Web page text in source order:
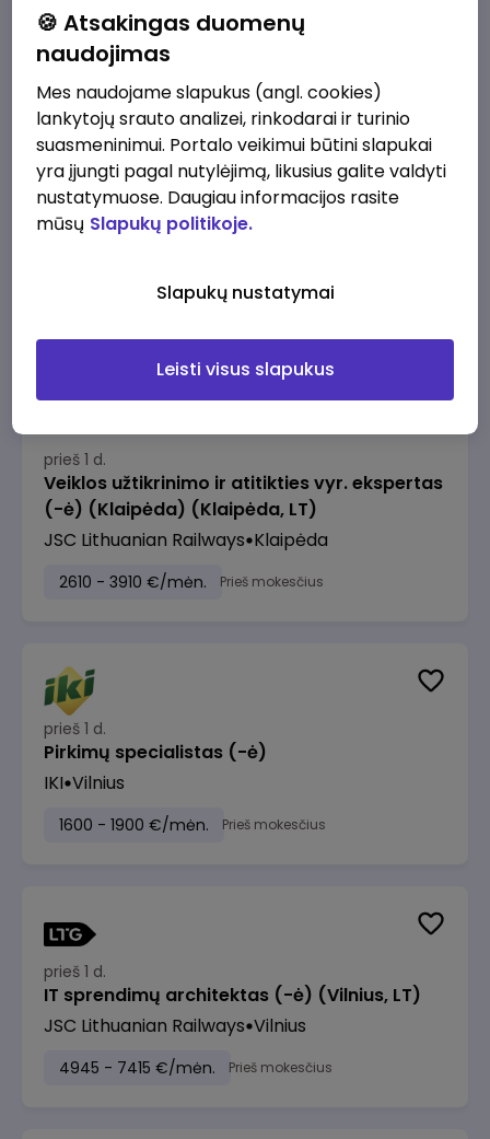
2610 - 3910 €/mėn.
prieš 1 d.
Veiklos užtikrinimo ir atitikties vyr. ekspertas
(-ė) (Kaunas) (Kaunas, LT)
prieš 1 d.
Veiklos užtikrinimo ir atitikties vyr. ekspertas
(-ė) (Klaipėda) (Klaipėda, LT)
JSC Lithuanian Railways Klaipėda
2610 - 3910 €/mėn. Prieš mokesčius
prieš 1 d.
Pirkimų specialistas (-ė)
IKI Vilnius
1600 - 1900 €/mėn. Prieš mokesčius
prieš 1 d.
IT sprendimų architektas (-ė) (Vilnius, LT)
JSC Lithuanian Railways Vilnius
4945 - 7415 €/mėn. Prieš mokesčius
🍪 Atsakingas duomenų
naudojimas
Mes naudojame slapukus (angl. cookies)
lankytojų srauto analizei, rinkodarai ir turinio
suasmeninimui. Portalo veikimui būtini slapukai
yra įjungti pagal nutylėjimą, likusius galite valdyti
nustatymuose. Daugiau informacijos rasite
mūsų Slapukų politikoje.
Slapukų nustatymai
Leisti visus slapukus